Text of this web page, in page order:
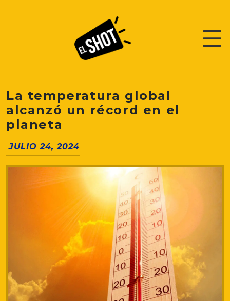
La temperatura global
alcanzó un récord en el
planeta
JULIO 24, 2024